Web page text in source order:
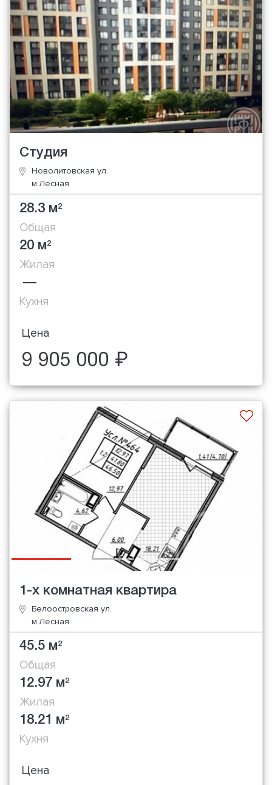
Студия
Новолитовская ул.
м.Лесная
28.3 м2
Общая
20 м2
Жилая
—
Кухня
Цена
9 905 000 ₽
1-х комнатная квартира
Белоостровская ул.
м.Лесная
45.5 м2
Общая
12.97 м2
Жилая
18.21 м2
Кухня
Цена